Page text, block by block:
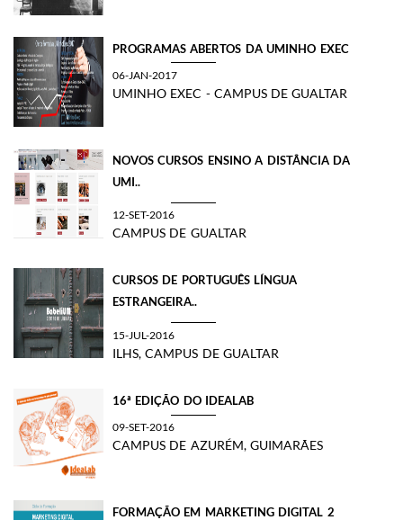
PROGRAMAS ABERTOS DA UMINHO EXEC
06-JAN-2017
UMINHO EXEC - CAMPUS DE GUALTAR
NOVOS CURSOS ENSINO A DISTÂNCIA DA
UMI..
12-SET-2016
CAMPUS DE GUALTAR
CURSOS DE PORTUGUÊS LÍNGUA
ESTRANGEIRA..
15-JUL-2016
ILHS, CAMPUS DE GUALTAR
16ª EDIÇÃO DO IDEALAB
09-SET-2016
CAMPUS DE AZURÉM, GUIMARÃES
FORMAÇÃO EM MARKETING DIGITAL 2